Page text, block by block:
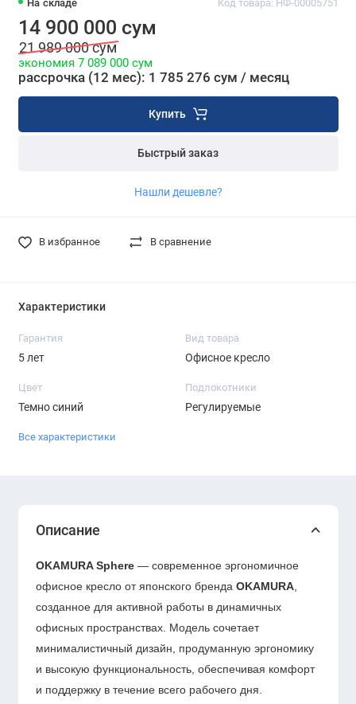
На складе Код товара: НФ-00005751
14 900 000 сум
21 989 000 сум
экономия 7 089 000 сум
рассрочка (12 мес): 1 785 276 сум / месяц
Купить
Быстрый заказ
Нашли дешевле?
В избранное В сравнение
Характеристики
Гарантия
5 лет
Вид товара
Офисное кресло
Цвет
Темно синий
Подлокотники
Регулируемые
Все характеристики
Описание
OKAMURA Sphere — современное эргономичное
офисное кресло от японского бренда OKAMURA
созданное для активной работы в динамичных
офисных пространствах. Модель сочетает
минималистичный дизайн, продуманную эргономику
и высокую функциональность, обеспечивая комфорт
и поддержку в течение всего рабочего дня.